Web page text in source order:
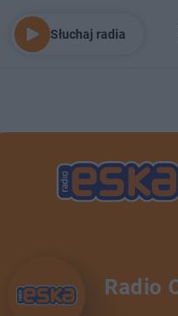
Słuchaj radia
Radio